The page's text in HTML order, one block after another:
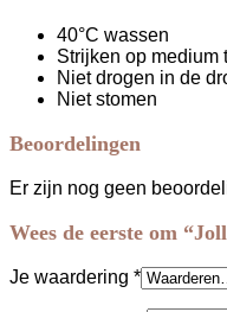
40°C wassen
Strijken op medium
Niet drogen in de
Niet stomen
Beoordelingen
Er zijn nog geen
Wees de eerste om
Je waardering *